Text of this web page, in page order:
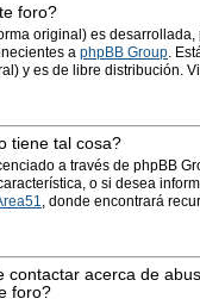
foro?
original) es
a phpBB Group.
y es de libre distribución.
tiene tal cosa?
a través de phpBB
o si desea
, donde encontrará
contactar acerca de
foro?